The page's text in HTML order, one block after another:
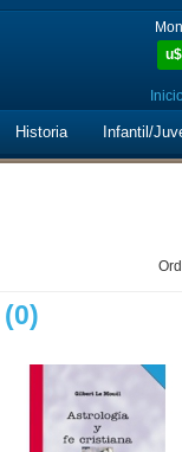
u$
Historia Infantil/